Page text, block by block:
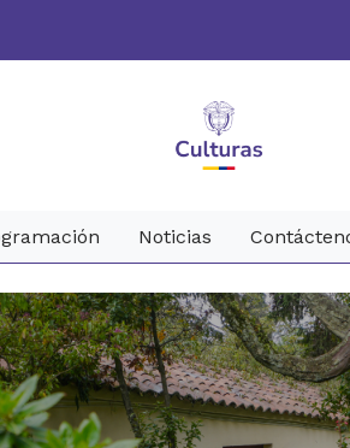
Noticias